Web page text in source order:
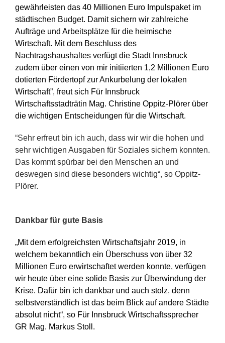
gewährleisten das 40 Millionen Euro Impulspaket im
städtischen Budget. Damit sichern wir zahlreiche
Aufträge und Arbeitsplätze für die heimische
Wirtschaft. Mit dem Beschluss des
Nachtragshaushaltes verfügt die Stadt Innsbruck
zudem über einen von mir initiierten 1,2 Millionen Euro
dotierten Fördertopf zur Ankurbelung der lokalen
Wirtschaft”, freut sich Für Innsbruck
Wirtschaftsstadträtin Mag. Christine Oppitz-Plörer über
die wichtigen Entscheidungen für die Wirtschaft.
“Sehr erfreut bin ich auch, dass wir wir die hohen und
sehr wichtigen Ausgaben für Soziales sichern konnten.
Das kommt spürbar bei den Menschen an und
deswegen sind diese besonders wichtig“, so Oppitz-
Plörer.
Dankbar für gute Basis
„Mit dem erfolgreichsten Wirtschaftsjahr 2019, in
welchem bekanntlich ein Überschuss von über 32
Millionen Euro erwirtschaftet werden konnte, verfügen
wir heute über eine solide Basis zur Überwindung der
Krise. Dafür bin ich dankbar und auch stolz, denn
selbstverständlich ist das beim Blick auf andere Städte
absolut nicht“, so Für Innsbruck Wirtschaftssprecher
GR Mag. Markus Stoll.